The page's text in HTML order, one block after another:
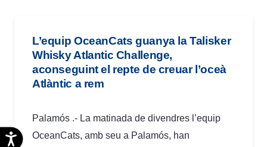
Accesibilidad
L’equip OceanCats guanya la Talisker
Whisky Atlantic Challenge,
aconseguint el repte de creuar l’oceà
Atlàntic a rem
Palamós .- La matinada de divendres l’equip
OceanCats, amb seu a Palamós, han